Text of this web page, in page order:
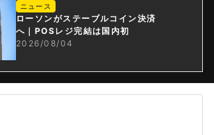
ニュース
ローソンがステーブルコイン決済
へ｜POSレジ完結は国内初
2026/08/04